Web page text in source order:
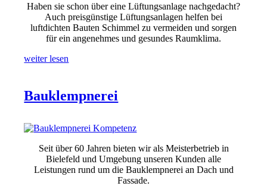
Haben sie schon über eine Lüftungsanlage nachgedacht?
Auch preisgünstige Lüftungsanlagen helfen bei
luftdichten Bauten Schimmel zu vermeiden und sorgen
für ein angenehmes und gesundes Raumklima.
weiter lesen
Bauklempnerei
Seit über 60 Jahren bieten wir als Meisterbetrieb in
Bielefeld und Umgebung unseren Kunden alle
Leistungen rund um die Bauklempnerei an Dach und
Fassade.